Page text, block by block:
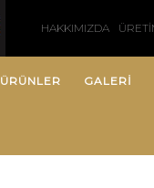
HAKKIMIZDA
ÜRÜNLER GALERİ